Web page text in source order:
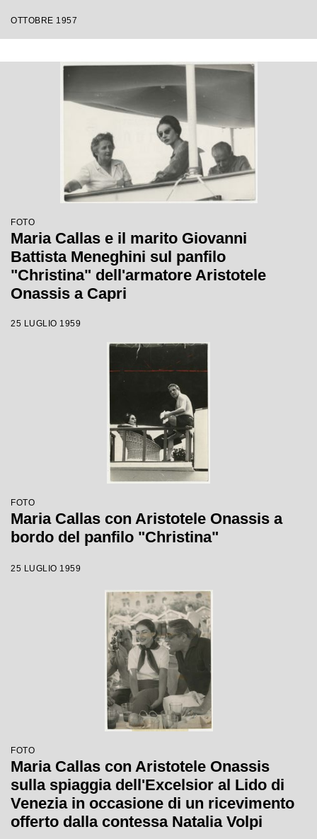
OTTOBRE 1957
FOTO
Maria Callas e il marito Giovanni
Battista Meneghini sul panfilo
"Christina" dell'armatore Aristotele
Onassis a Capri
25 LUGLIO 1959
FOTO
Maria Callas con Aristotele Onassis a
bordo del panfilo "Christina"
25 LUGLIO 1959
FOTO
Maria Callas con Aristotele Onassis
sulla spiaggia dell'Excelsior al Lido di
Venezia in occasione di un ricevimento
offerto dalla contessa Natalia Volpi